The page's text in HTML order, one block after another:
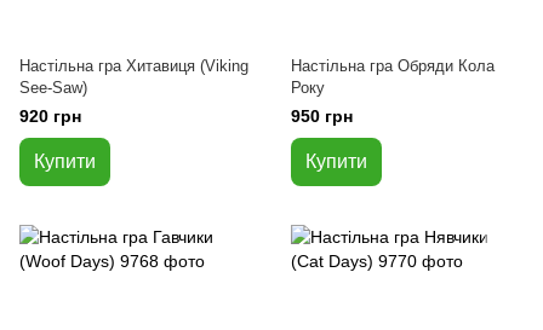
Настільна гра Хитавиця (Viking
See-Saw)
920 грн
Купити
Настільна гра Обряди Кола
Року
950 грн
Купити